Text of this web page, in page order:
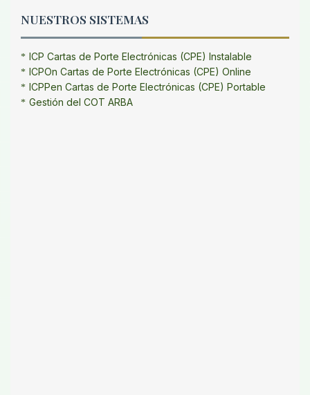
NUESTROS SISTEMAS
ICP Cartas de Porte Electrónicas (CPE) Instalable
ICPOn Cartas de Porte Electrónicas (CPE) Online
ICPPen Cartas de Porte Electrónicas (CPE) Portable
Gestión del COT ARBA